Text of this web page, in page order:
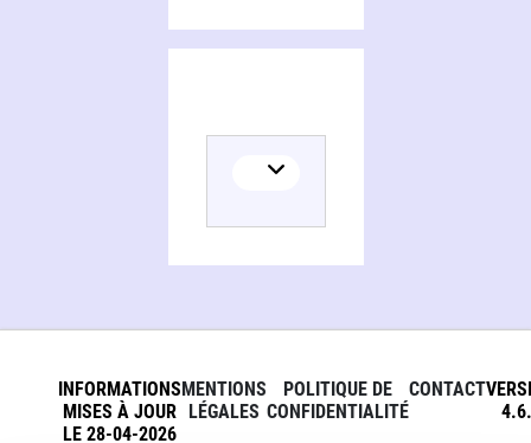
INFORMATIONS
MISES À JOUR
LE 28-04-2026
MENTIONS
LÉGALES
POLITIQUE DE
CONFIDENTIALITÉ
CONTACT